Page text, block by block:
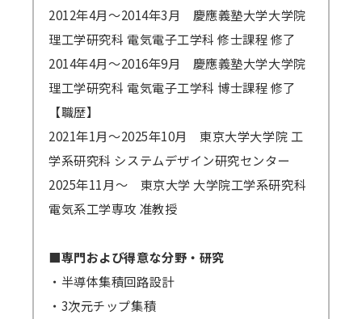
2012年4月～2014年3月 慶應義塾大学大学院
理工学研究科 電気電子工学科 修士課程 修了
2014年4月～2016年9月 慶應義塾大学大学院
理工学研究科 電気電子工学科 博士課程 修了
【職歴】
2021年1月～2025年10月 東京大学大学院 工
学系研究科 システムデザイン研究センター
2025年11月～ 東京大学 大学院工学系研究科
電気系工学専攻 准教授
■専門および得意な分野・研究
・半導体集積回路設計
・3次元チップ集積